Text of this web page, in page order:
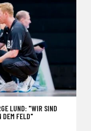
LUND: "WIR SIND
DEM FELD"